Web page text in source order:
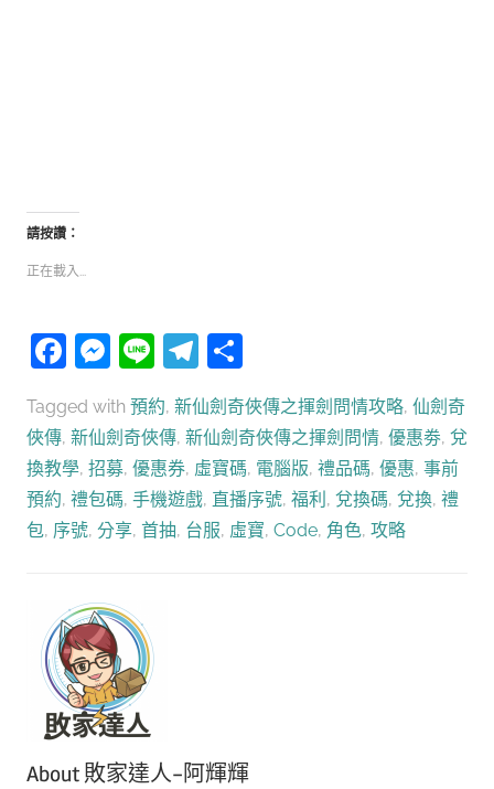
請按讚：
正在載入...
Facebook
Messenger
LineTelegram
Tagged with 預約, 新仙劍奇俠傳之揮劍問情攻略, 仙劍奇
俠傳, 新仙劍奇俠傳, 新仙劍奇俠傳之揮劍問情, 優惠劵, 兌
換教學, 招募, 優惠券, 虛寶碼, 電腦版, 禮品碼, 優惠, 事前
預約, 禮包碼, 手機遊戲, 直播序號, 福利 , 兌換碼, 兌換, 禮
包, 序號, 分享, 首抽, 台服, 虛寶, Code, 角色, 攻略
About 敗家達人-阿輝輝